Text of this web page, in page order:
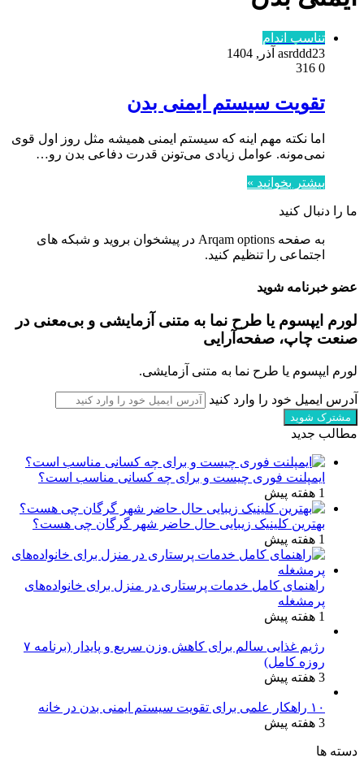
تناسب اندام
asrddd23 آذر, 1404
0
تقویت سیستم ایمنی بدن
اما نکته مهم اینه که سیستم ایمنی همیشه مثل روز اول قوی
نمی‌مونه. عوامل زیادی می‌تونن قدرت دفاعی بدن رو…
بیشتر بخوانید »
ما را دنبال کنید
به صفحه Arqam options در پیشخوان بروید و شبکه های
اجتماعی را تنظیم کنید.
عضو خبرنامه شوید
لورم ایپسوم یا طرح‌ نما به متنی آزمایشی و بی‌معنی در
صنعت چاپ، صفحه‌آرایی
لورم ایپسوم یا طرح‌ نما به متنی آزمایشی.
آدرس ایمیل خود را وارد کنید
مطالب جدید
ایمپلنت فوری چیست و برای چه کسانی مناسب است؟
1 هفته پیش
بهترین کلینیک زیبایی حال حاضر شهر گرگان چی هست؟
1 هفته پیش
راهنمای کامل خدمات پرستاری در منزل برای خانواده‌های
پرمشغله
1 هفته پیش
رژیم غذایی سالم برای کاهش وزن سریع و پایدار (برنامه ۷
روزه کامل)
3 هفته پیش
۱۰ راهکار علمی برای تقویت سیستم ایمنی بدن در خانه
3 هفته پیش
دسته ها